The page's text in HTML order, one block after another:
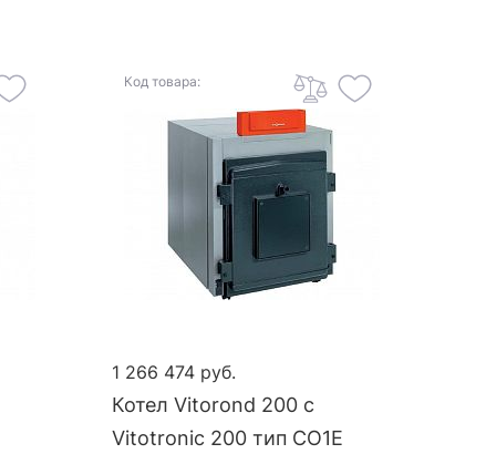
Код товара:
1 266 474 руб.
Котел Vitorond 200 с
Vitotronic 200 тип CO1E